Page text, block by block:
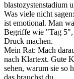
blastozystenstadium
Was viele nicht
ist emotional. Man
Begriffe wie "Tag 5",
Druck machen.
Mein Rat: Mach
nach Klartext. Gute
sehen, warum sie so
das brauchst du.